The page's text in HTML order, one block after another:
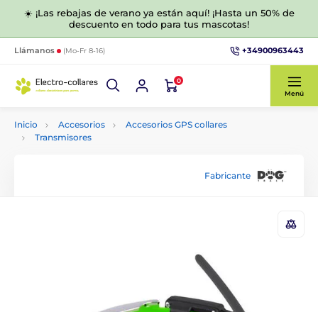
☀️ ¡Las rebajas de verano ya están aquí! ¡Hasta un 50% de
descuento en todo para tus mascotas!
Llámanos (Mo-Fr 8-16) +34900963443
0
Menú
Inicio Accesorios
Accesorios GPS collares
Transmisores
Fabricante